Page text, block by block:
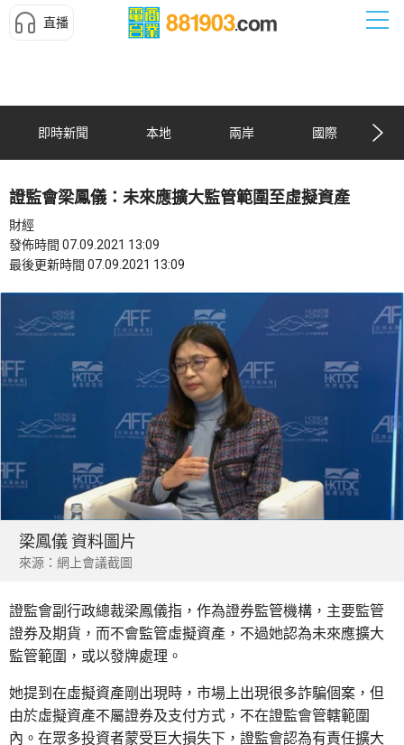
直播
即時新聞 本地 兩岸 國際
證監會梁鳳儀：未來應擴大監管範圍至虛擬資產
財經
發佈時間 07.09.2021 13:09
最後更新時間 07.09.2021 13:09
梁鳳儀 資料圖片
來源：網上會議截圖
證監會副行政總裁梁鳳儀指，作為證券監管機構，主要監管
證券及期貨，而不會監管虛擬資產，不過她認為未來應擴大
監管範圍，或以發牌處理。
她提到在虛擬資產剛出現時，市場上出現很多詐騙個案，但
由於虛擬資產不屬證券及支付方式，不在證監會管轄範圍
內。在眾多投資者蒙受巨大損失下，證監會認為有責任擴大